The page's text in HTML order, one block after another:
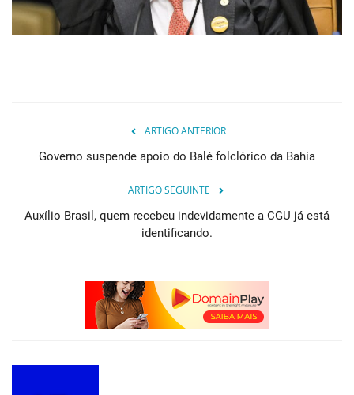
ARTIGO ANTERIOR
Governo suspende apoio do Balé folclórico da Bahia
ARTIGO SEGUINTE
Auxílio Brasil, quem recebeu indevidamente a CGU já está
identificando.